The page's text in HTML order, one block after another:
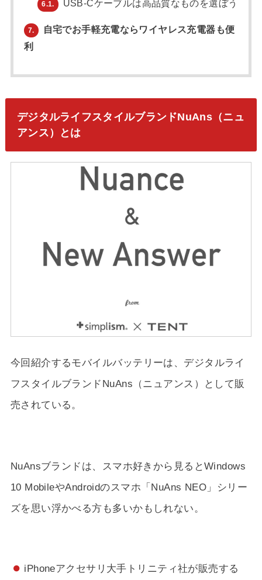
6.1. USB-Cケーブルは高品質なものを選ぼう
7.
自宅でお手軽充電ならワイヤレス充電器も便
利
デジタルライフスタイルブランドNuAns（ニュ
アンス）とは
今回紹介するモバイルバッテリーは、デジタルライ
フスタイルブランドNuAns（ニュアンス）として販
売されている。
NuAnsブランドは、スマホ好きから見るとWindows
10 MobileやAndroidのスマホ「NuAns NEO」シリー
ズを思い浮かべる方も多いかもしれない。
iPhoneアクセサリ大手トリニティ社が販売する